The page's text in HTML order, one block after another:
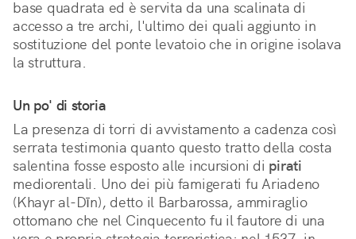
base quadrata ed è servita da una scalinata di
accesso a tre archi, l'ultimo dei quali aggiunto in
sostituzione del ponte levatoio che in origine isolava
la struttura.
Un po' di storia
La presenza di torri di avvistamento a cadenza così
serrata testimonia quanto questo tratto della costa
salentina fosse esposto alle incursioni di pirati
mediorentali. Uno dei più famigerati fu Ariadeno
(Khayr al-Dīn), detto il Barbarossa, ammiraglio
ottomano che nel Cinquecento fu il fautore di una